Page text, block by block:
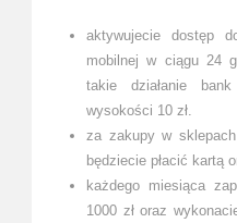
aktywujecie dostęp
mobilnej w ciągu 24
takie działanie
wysokości 10 zł.
za zakupy w
będziecie płacić kartą
każdego miesiąca
1000 zł oraz